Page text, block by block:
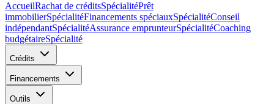
AccueilRachat de créditsSpécialitéPrêt
immobilierSpécialitéFinancements spéciauxSpécialitéConseil
indépendantSpécialitéAssurance emprunteurSpécialitéCoaching
budgétaireSpécialité
Crédits
Financements
Outils